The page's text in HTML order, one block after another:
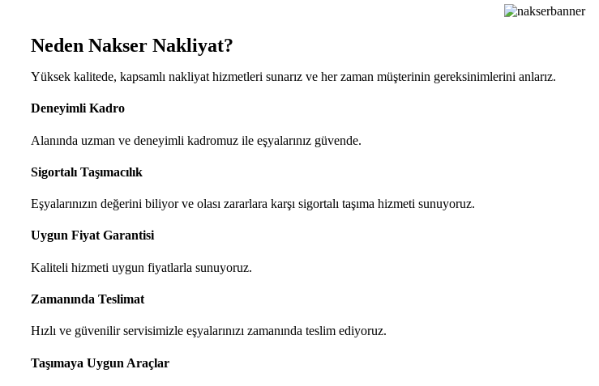
Neden Nakser Nakliyat?
Yüksek kalitede, kapsamlı nakliyat hizmetleri sunarız ve her zaman müşterinin gereksinimlerini anlarız.
Deneyimli Kadro
Alanında uzman ve deneyimli kadromuz ile eşyalarınız güvende.
Sigortalı Taşımacılık
Eşyalarınızın değerini biliyor ve olası zararlara karşı sigortalı taşıma hizmeti sunuyoruz.
Uygun Fiyat Garantisi
Kaliteli hizmeti uygun fiyatlarla sunuyoruz.
Zamanında Teslimat
Hızlı ve güvenilir servisimizle eşyalarınızı zamanında teslim ediyoruz.
Taşımaya Uygun Araçlar